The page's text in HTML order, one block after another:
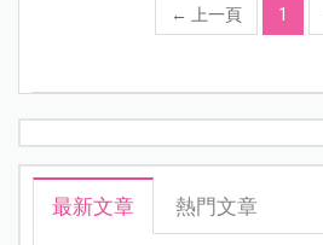
← 上一頁 1
最新文章 熱門文章